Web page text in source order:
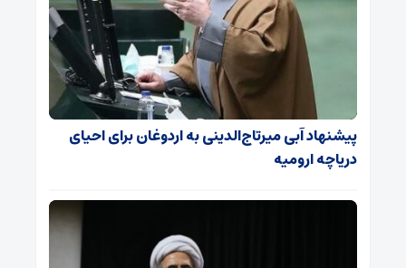
پیشنهاد آبی میرتاج‌الدینی‌ به اردوغان برای احیای
دریاچه ارومیه